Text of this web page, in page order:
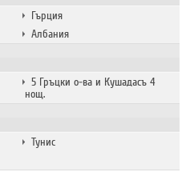
Гърция
Албания
5 Гръцки о-ва и Кушадасъ 4
нощ.
Тунис